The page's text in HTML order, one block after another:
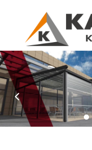
KURUMSAL
ÜRÜNLERİMİZ
REFERANSLAR
BLOG
İLETİŞİM